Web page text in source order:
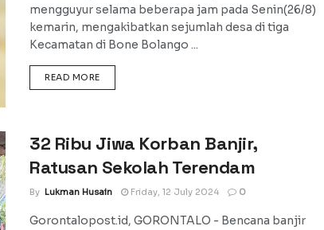
mengguyur selama beberapa jam pada Senin(26/8)
kemarin, mengakibatkan sejumlah desa di tiga
Kecamatan di Bone Bolango ...
READ MOREDETAILS
32 Ribu Jiwa Korban Banjir,
Ratusan Sekolah Terendam
By Lukman Husain Friday, 12 July 2024 0
Gorontalopost.id, GORONTALO - Bencana banjir